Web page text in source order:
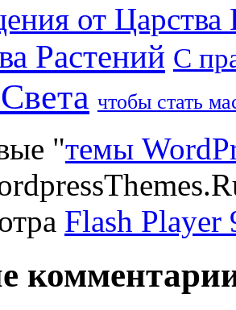
от Царства
Растений С
чтобы стать
"темы
Flash Player